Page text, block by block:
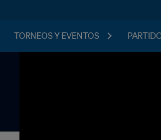
TORNEOS Y EVENTOS